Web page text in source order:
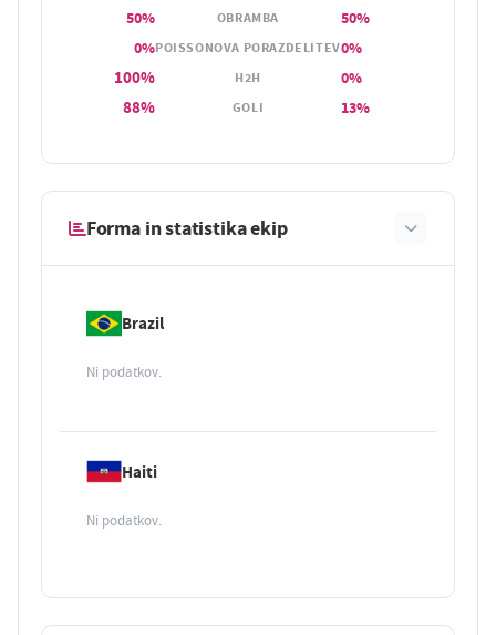
50%
OBRAMBA
50%
0%POISSONOVA PORAZDELITEV0%
100% H2H 0%
88% GOLI 13%
Forma in statistika ekip
Brazil
Ni podatkov.
Haiti
Ni podatkov.